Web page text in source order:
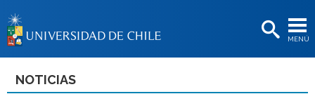
MENÚ
BIBLIOTECAS
NOTICIAS